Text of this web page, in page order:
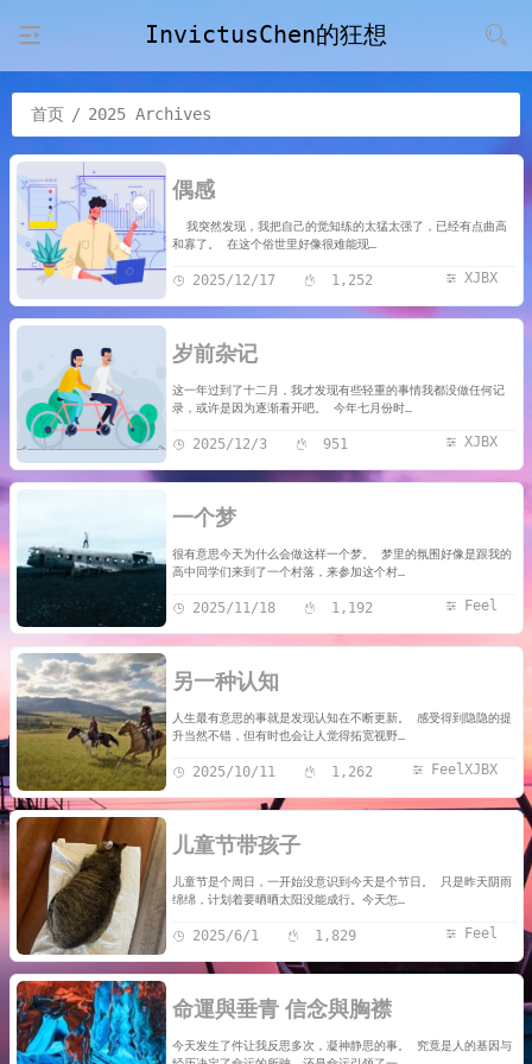
InvictusChen的狂想
首页 / 2025 Archives
偶感
我突然发现，我把自己的觉知练的太猛太强了，已经有点曲高
和寡了。 在这个俗世里好像很难能现…
XJBX
2025/12/17 1,252
岁前杂记
这一年过到了十二月，我才发现有些轻重的事情我都没做任何记
录，或许是因为逐渐看开吧。 今年七月份时…
XJBX
2025/12/3 951
一个梦
很有意思今天为什么会做这样一个梦。 梦里的氛围好像是跟我的
高中同学们来到了一个村落，来参加这个村…
Feel
2025/11/18 1,192
另一种认知
人生最有意思的事就是发现认知在不断更新。 感受得到隐隐的提
升当然不错，但有时也会让人觉得拓宽视野…
FeelXJBX
2025/10/11 1,262
儿童节带孩子
儿童节是个周日，一开始没意识到今天是个节日。 只是昨天阴雨
绵绵，计划着要晒晒太阳没能成行。今天怎…
Feel
2025/6/1 1,829
命運與垂青 信念與胸襟
今天发生了件让我反思多次，凝神静思的事。 究竟是人的基因与